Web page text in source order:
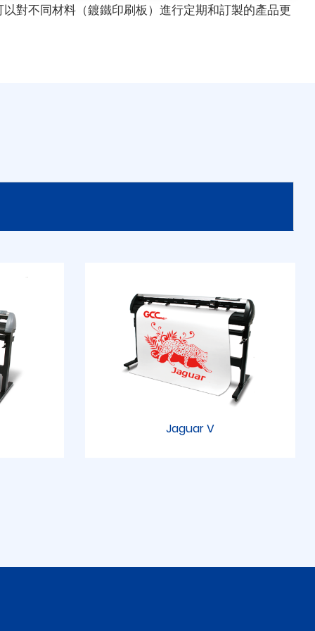
對不同材料（鍍鐵印刷板）進行定期和訂製的產品更
Jaguar V